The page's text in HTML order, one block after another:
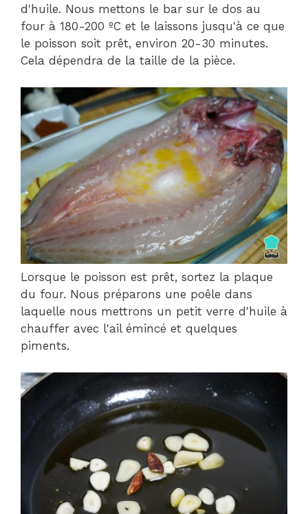
d'huile. Nous mettons le bar sur le dos au
four à 180-200 ºC et le laissons jusqu'à ce que
le poisson soit prêt, environ 20-30 minutes.
Cela dépendra de la taille de la pièce.
Lorsque le poisson est prêt, sortez la plaque
du four. Nous préparons une poêle dans
laquelle nous mettrons un petit verre d'huile à
chauffer avec l'ail émincé et quelques
piments.